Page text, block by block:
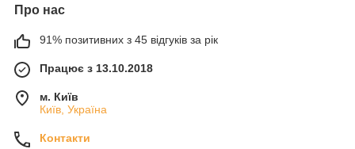
Про нас
91% позитивних з 45 відгуків за рік
Працює з 13.10.2018
м. Київ
Київ, Україна
Контакти